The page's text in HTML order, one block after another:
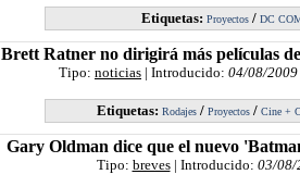
Etiquetas: Proyectos / DC
Brett Ratner no dirigirá más películas
Tipo: noticias | Introducido: 04/08/2009
Etiquetas: Rodajes / Proyectos / Cine +
Gary Oldman dice que el nuevo
Tipo: breves| Introducido: 03/08/